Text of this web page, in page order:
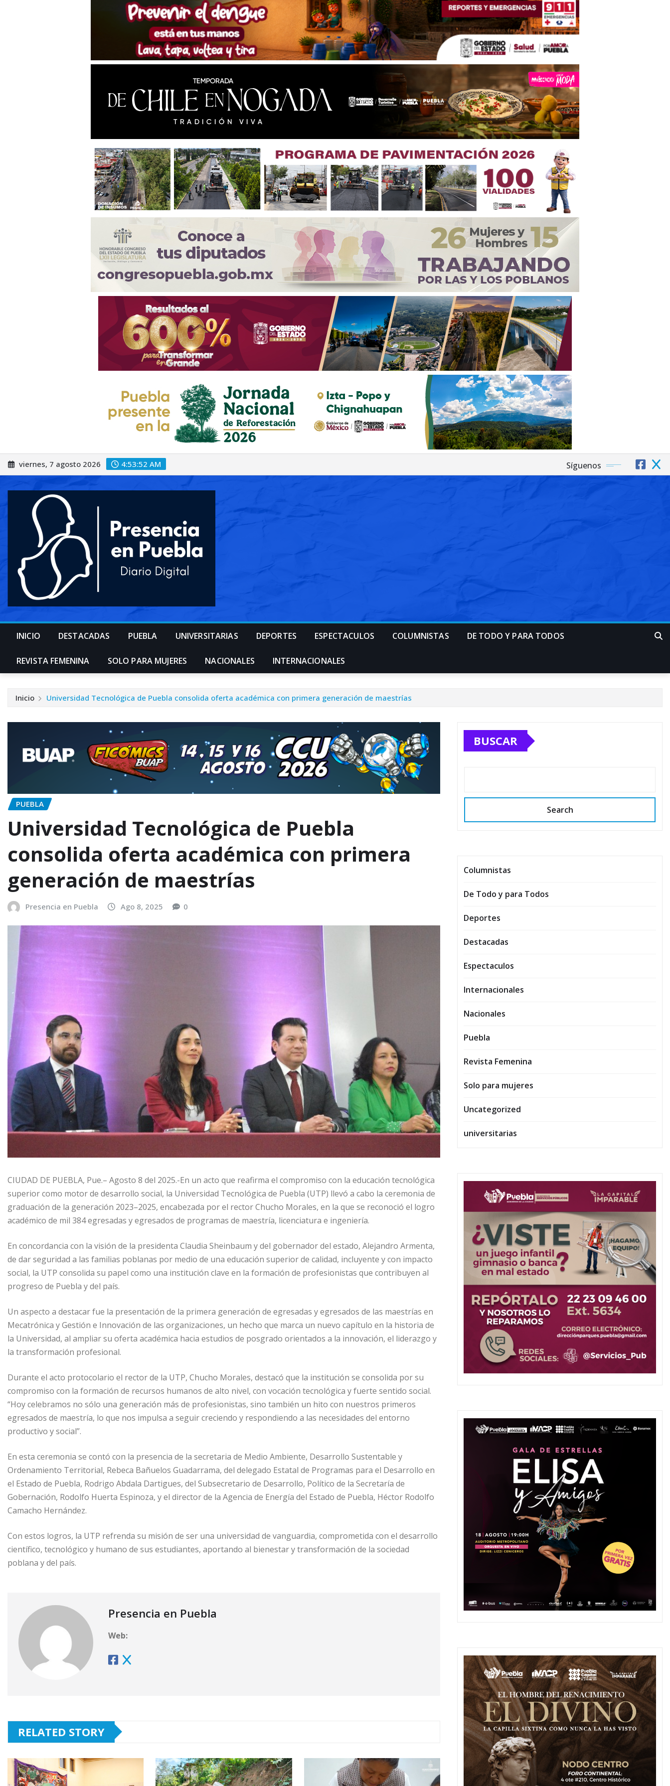
Saltar
al
viernes, 7 agosto 2026 4:53:55 AM Síguenos
INICIO DESTACADAS PUEBLA UNIVERSITARIAS DEPORTES ESPECTACULOS COLUMNISTAS DE TODO Y PARA TODOS
REVISTA FEMENINA SOLO PARA MUJERES NACIONALES INTERNACIONALES
Inicio Universidad Tecnológica de Puebla consolida oferta académica con primera generación de maestrías
PUEBLA
Universidad Tecnológica de Puebla
consolida oferta académica con primera
generación de maestrías
Presencia en Puebla Ago 8, 2025 0
CIUDAD DE PUEBLA, Pue.– Agosto 8 del 2025.-En un acto que reafirma el compromiso con la educación tecnológica
superior como motor de desarrollo social, la Universidad Tecnológica de Puebla (UTP) llevó a cabo la ceremonia de
graduación de la generación 2023–2025, encabezada por el rector Chucho Morales, en la que se reconoció el logro
académico de mil 384 egresadas y egresados de programas de maestría, licenciatura e ingeniería.
En concordancia con la visión de la presidenta Claudia Sheinbaum y del gobernador del estado, Alejandro Armenta,
de dar seguridad a las familias poblanas por medio de una educación superior de calidad, incluyente y con impacto
social, la UTP consolida su papel como una institución clave en la formación de profesionistas que contribuyen al
progreso de Puebla y del país.
Un aspecto a destacar fue la presentación de la primera generación de egresadas y egresados de las maestrías en
Mecatrónica y Gestión e Innovación de las organizaciones, un hecho que marca un nuevo capítulo en la historia de
la Universidad, al ampliar su oferta académica hacia estudios de posgrado orientados a la innovación, el liderazgo y
la transformación profesional.
Durante el acto protocolario el rector de la UTP, Chucho Morales, destacó que la institución se consolida por su
compromiso con la formación de recursos humanos de alto nivel, con vocación tecnológica y fuerte sentido social.
“Hoy celebramos no sólo una generación más de profesionistas, sino también un hito con nuestros primeros
egresados de maestría, lo que nos impulsa a seguir creciendo y respondiendo a las necesidades del entorno
productivo y social”.
En esta ceremonia se contó con la presencia de la secretaria de Medio Ambiente, Desarrollo Sustentable y
Ordenamiento Territorial, Rebeca Bañuelos Guadarrama, del delegado Estatal de Programas para el Desarrollo en
el Estado de Puebla, Rodrigo Abdala Dartigues, del Subsecretario de Desarrollo, Político de la Secretaría de
Gobernación, Rodolfo Huerta Espinoza, y el director de la Agencia de Energía del Estado de Puebla, Héctor Rodolfo
Camacho Hernández.
Con estos logros, la UTP refrenda su misión de ser una universidad de vanguardia, comprometida con el desarrollo
científico, tecnológico y humano de sus estudiantes, aportando al bienestar y transformación de la sociedad
poblana y del país.
Presencia en Puebla
Web:
RELATED STORY
BUSCAR
Search
Columnistas
De Todo y para Todos
Deportes
Destacadas
Espectaculos
Internacionales
Nacionales
Puebla
Revista Femenina
Solo para mujeres
Uncategorized
universitarias